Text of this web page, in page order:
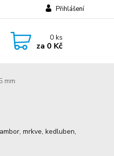
Přihlášení
0ks
za 0 Kč
mm
mrkve, kedluben,